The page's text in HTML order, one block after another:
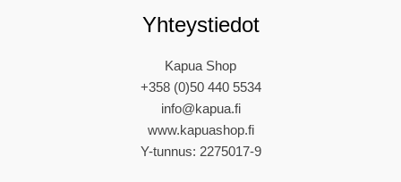
Yhteystiedot
Kapua Shop
+358 (0)50 440 5534
info@kapua.fi
www.kapuashop.fi
Y-tunnus: 2275017-9